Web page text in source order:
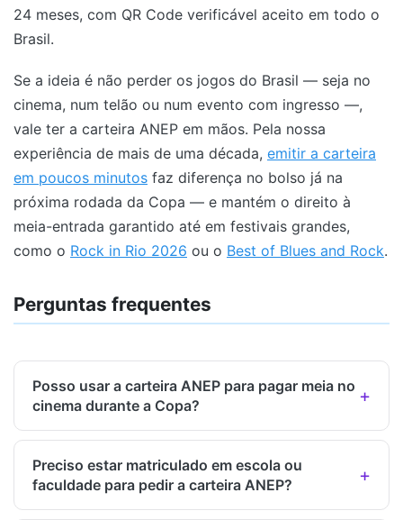
24 meses, com QR Code verificável aceito em todo o
Brasil.
Se a ideia é não perder os jogos do Brasil — seja no
cinema, num telão ou num evento com ingresso —,
vale ter a carteira ANEP em mãos. Pela nossa
experiência de mais de uma década, emitir a carteira
em poucos minutos faz diferença no bolso já na
próxima rodada da Copa — e mantém o direito à
meia-entrada garantido até em festivais grandes,
como o Rock in Rio 2026 ou o Best of Blues and Rock.
Perguntas frequentes
Posso usar a carteira ANEP para pagar meia no
cinema durante a Copa?
Preciso estar matriculado em escola ou
faculdade para pedir a carteira ANEP?